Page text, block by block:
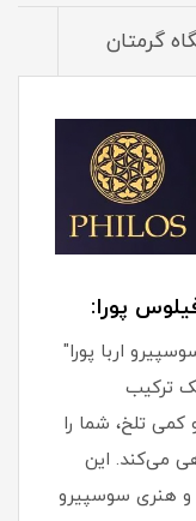
گرمتان
پورا:
اربا پورا"
ترکیب
کمی تلخ، شما را
می‌کند. این
و هنری سوسپیرو